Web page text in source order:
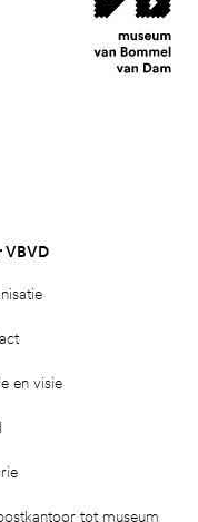
VBVD
en visie
tot museum